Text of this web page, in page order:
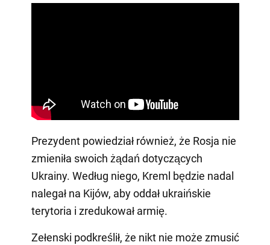
Prezydent powiedział również, że Rosja nie
zmieniła swoich żądań dotyczących
Ukrainy. Według niego, Kreml będzie nadal
nalegał na Kijów, aby oddał ukraińskie
terytoria i zredukował armię.
Zełenski podkreślił, że nikt nie może zmusić